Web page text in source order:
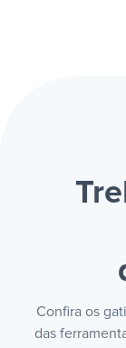
Confira os
das